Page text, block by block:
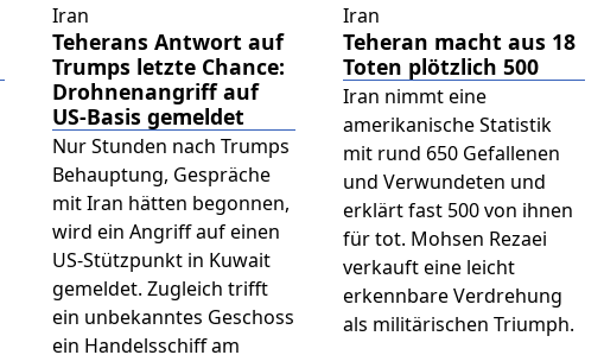
Iran
Teherans Antwort auf
Trumps letzte Chance:
Drohnenangriff auf
US-Basis gemeldet
Nur Stunden nach Trumps
Behauptung, Gespräche
mit Iran hätten begonnen,
wird ein Angriff auf einen
US-Stützpunkt in Kuwait
gemeldet. Zugleich trifft
ein unbekanntes Geschoss
ein Handelsschiff am
Iran
Teheran macht aus 18
Toten plötzlich 500
Iran nimmt eine
amerikanische Statistik
mit rund 650 Gefallenen
und Verwundeten und
erklärt fast 500 von ihnen
für tot. Mohsen Rezaei
verkauft eine leicht
erkennbare Verdrehung
als militärischen Triumph.